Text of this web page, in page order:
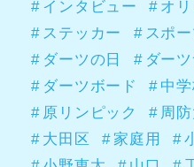
インタビュー
オ
ステッカー
スポ
ダーツの日
ダー
ダーツボード
中
原リンピック
周
大田区
家庭用